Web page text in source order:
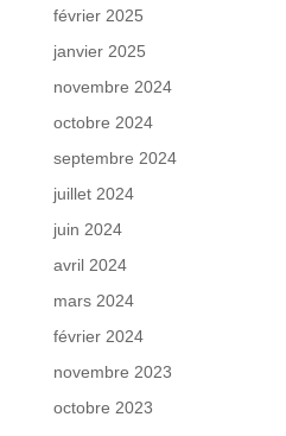
février 2025
janvier 2025
novembre 2024
octobre 2024
septembre 2024
juillet 2024
juin 2024
avril 2024
mars 2024
février 2024
novembre 2023
octobre 2023